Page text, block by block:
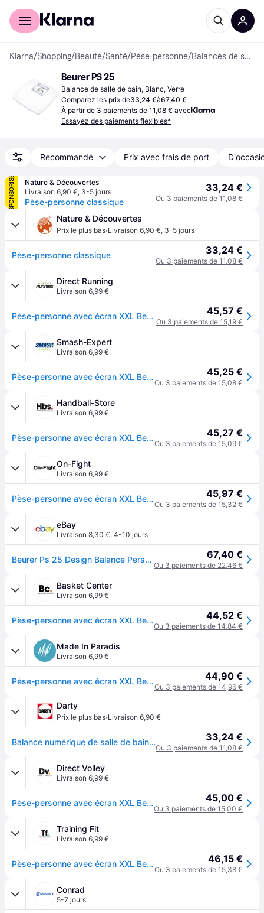
Acheter avec Klarna
Klarna/Shopping/Beauté/Santé/Pèse-personne/ Balances de salle de bain
Beurer PS 25
Balance de salle de bain, Blanc, Verre
Comparez les prix de33,24 €à67,40 €
À partir de 3 paiements de 11,08 € avec
Essayez des paiements flexibles*
Recommandé Prix avec frais de port
SPONSORISÉ
Nature & Découvertes
Livraison 6,90 €, 3-5 jours
Pèse-personne classique
33,24 €
Ou 3 paiements de 11,08 €
Nature & Découvertes
Prix le plus bas·Livraison 6,90 €, 3-5 jours
Pèse-personne classique 33,24 €
Ou 3 paiements de 11,08 €
Direct Running
Livraison 6,99 €
Pèse-personne avec écran XXL Beurer PS 25 - Blanc 45,57 €
Ou 3 paiements de 15,19 €
Smash-Expert
Livraison 6,99 €
Pèse-personne avec écran XXL Beurer PS 25 - Blanc 45,25 €
Ou 3 paiements de 15,08 €
Handball-Store
Livraison 6,99 €
Pèse-personne avec écran XXL Beurer PS 25 - Blanc 45,27 €
Ou 3 paiements de 15,09 €
On-Fight
Livraison 6,99 €
Pèse-personne avec écran XXL Beurer PS 25 - Blanc 45,97 €
Ou 3 paiements de 15,32 €
eBay
Livraison 8,30 €, 4-10 jours
Beurer Ps 25 Design Balance Personnelle, Xxl, Blanc, Lcd 67,40 €
Ou 3 paiements de 22,46 €
Basket Center
Livraison 6,99 €
Pèse-personne avec écran XXL Beurer PS 25 - Blanc 44,52 €
Ou 3 paiements de 14,84 €
Made In Paradis
Livraison 6,99 €
Pèse-personne avec écran XXL Beurer PS 25 - Blanc 44,90 €
Ou 3 paiements de 14,96 €
Darty
Prix le plus bas·Livraison 6,90 €
Balance numérique de salle de bain 741.10 blanc 33,24 €
Ou 3 paiements de 11,08 €
Direct Volley
Livraison 6,99 €
Pèse-personne avec écran XXL Beurer PS 25 - Blanc 45,00 €
Ou 3 paiements de 15,00 €
Training Fit
Livraison 6,99 €
Pèse-personne avec écran XXL Beurer PS 25 - Blanc 46,15 €
Ou 3 paiements de 15,38 €
Conrad
5-7 jours